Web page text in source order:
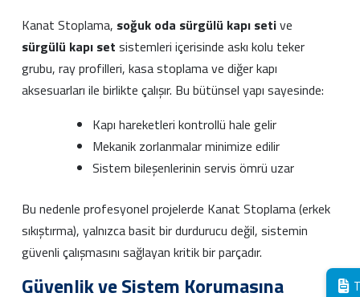
Kanat Stoplama, soğuk oda sürgülü kapı setive
sürgülü kapı set sistemleri içerisinde askı kolu teker
grubu, ray profilleri, kasa stoplama ve diğer kapı
aksesuarları ile birlikte çalışır. Bu bütünsel yapı sayesinde:
Kapı hareketleri kontrollü hale gelir
Mekanik zorlanmalar minimize edilir
Sistem bileşenlerinin servis ömrü uzar
Bu nedenle profesyonel projelerde Kanat Stoplama (erkek
sıkıştırma), yalnızca basit bir durdurucu değil, sistemin
güvenli çalışmasını sağlayan kritik bir parçadır.
Güvenlik ve Sistem Korumasına